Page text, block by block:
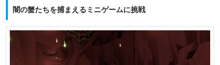
闇の蟹たちを捕まえるミニゲームに挑戦